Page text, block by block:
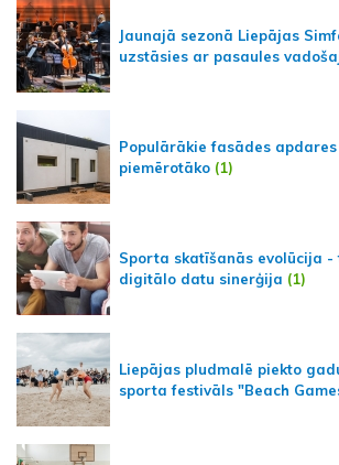
Jaunajā sezonā Liepājas
uzstāsies ar pasaules
Populārākie fasādes
piemērotāko (1)
Sporta skatīšanās evolūcija -
digitālo datu sinerģija (1)
Liepājas pludmalē piekto
sporta festivāls "Beach